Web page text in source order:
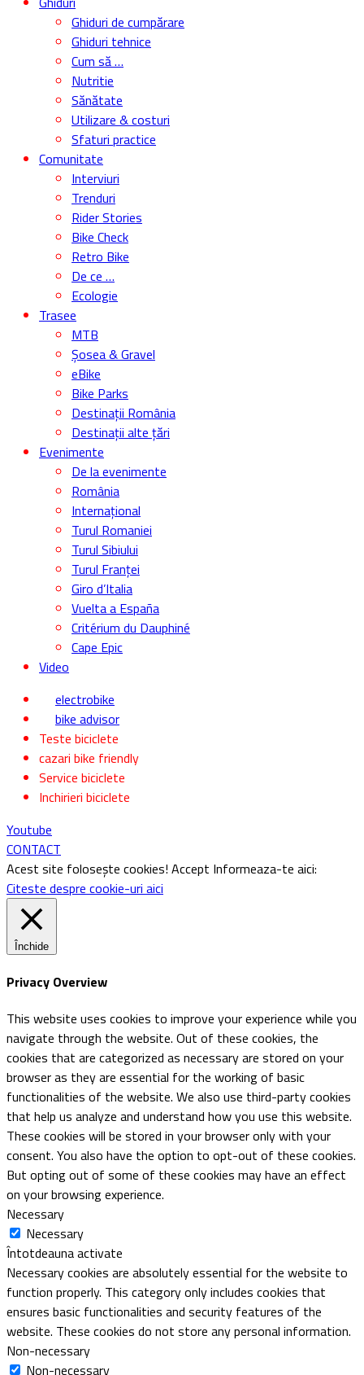
Unboxing
Biciclete
Componente
Echipamente
Încălțăminte
Îmbrăcăminte
Accesorii
Tehnologie
Trotinete
Diverse
Service
Roți & anvelope
Transmisie
Frâne
Suspensii
Cadre
eBike
Ghiduri
Ghiduri de cumpărare
Ghiduri tehnice
Cum să …
Nutritie
Sănătate
Utilizare & costuri
Sfaturi practice
Comunitate
Interviuri
Trenduri
Rider Stories
Bike Check
Retro Bike
De ce …
Ecologie
Trasee
Șosea & Gravel
eBike
Bike Parks
Destinații România
Destinații alte țări
Evenimente
De la evenimente
Turul Romaniei
Turul Sibiului
Cape Epic
electrobike
bike advisor
Teste biciclete
cazari bike friendly
Service biciclete
Inchirieri biciclete
Youtube
CONTACT
Acest site folosește cookies!
Citeste despre cookie-uri aici
Privacy Overview
This website uses cookies to improve your experience while you